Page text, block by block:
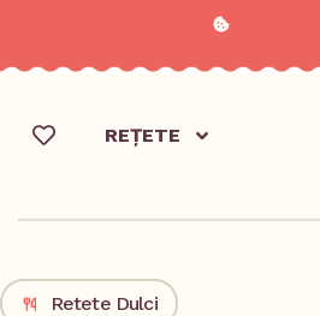
REȚETE
Retete Dulci